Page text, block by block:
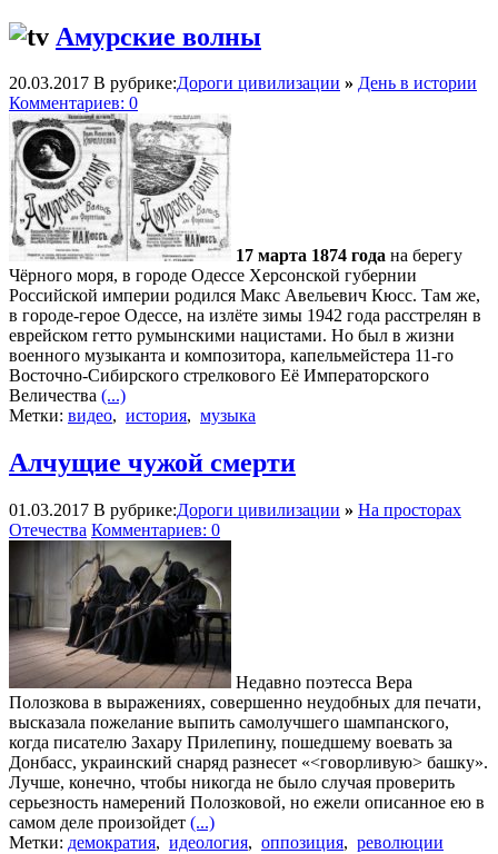
Амурские волны
20.03.2017 В рубрике:Дороги цивилизации » День в истории
Комментариев: 0
17 марта 1874 года на берегу
Чёрного моря, в городе Одессе Херсонской губернии
Российской империи родился Макс Авельевич Кюсс. Там же,
в городе-герое Одессе, на излёте зимы 1942 года расстрелян в
еврейском гетто румынскими нацистами. Но был в жизни
военного музыканта и композитора, капельмейстера 11-го
Восточно-Сибирского стрелкового Её Императорского
Величества (...)
Метки: видео, история, музыка
Алчущие чужой смерти
01.03.2017 В рубрике:Дороги цивилизации » На просторах
Отечества Комментариев: 0
Недавно поэтесса Вера
Полозкова в выражениях, совершенно неудобных для печати,
высказала пожелание выпить самолучшего шампанского,
когда писателю Захару Прилепину, пошедшему воевать за
Донбасс, украинский снаряд разнесет «<говорливую> башку».
Лучше, конечно, чтобы никогда не было случая проверить
серьезность намерений Полозковой, но ежели описанное ею в
самом деле произойдет (...)
Метки: демократия, идеология, оппозиция, революции